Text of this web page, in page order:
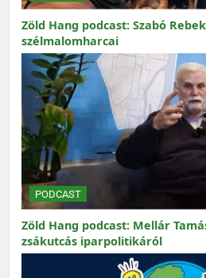
Zöld Hang podcast: Szabó
szélmalomharcai
PODCAST
Zöld Hang podcast: Mellár
zsákutcás iparpolitikáról